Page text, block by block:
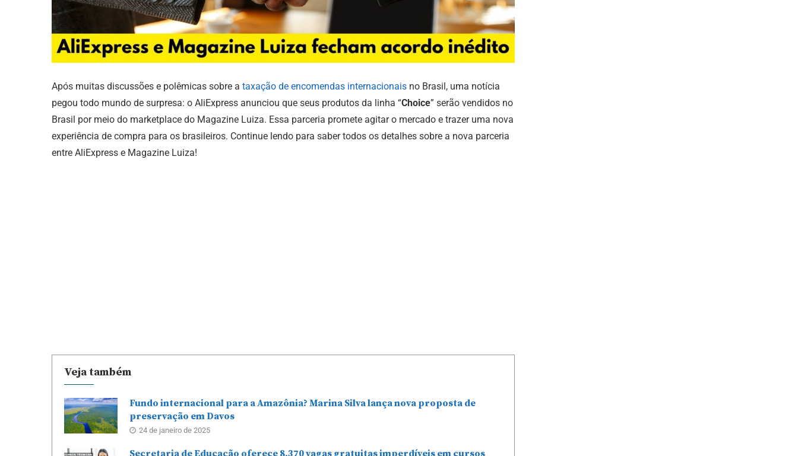
Após muitas discussões e polêmicas sobre a taxação de encomendas internacionais no Brasil, uma notícia
pegou todo mundo de surpresa: o AliExpress anunciou que seus produtos da linha “Choice” serão vendidos no
Brasil por meio do marketplace do Magazine Luiza. Essa parceria promete agitar o mercado e trazer uma nova
experiência de compra para os brasileiros. Continue lendo para saber todos os detalhes sobre a nova parceria
entre AliExpress e Magazine Luiza!
Veja também
Fundo internacional para a Amazônia? Marina Silva lança nova proposta de
preservação em Davos
24 de janeiro de 2025
Secretaria de Educação oferece 8.370 vagas gratuitas imperdíveis em cursos